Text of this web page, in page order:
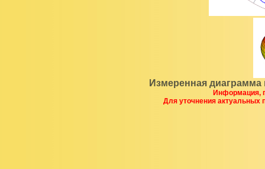
Измеренная диаграмма
Информация,
Для уточнения актуальных